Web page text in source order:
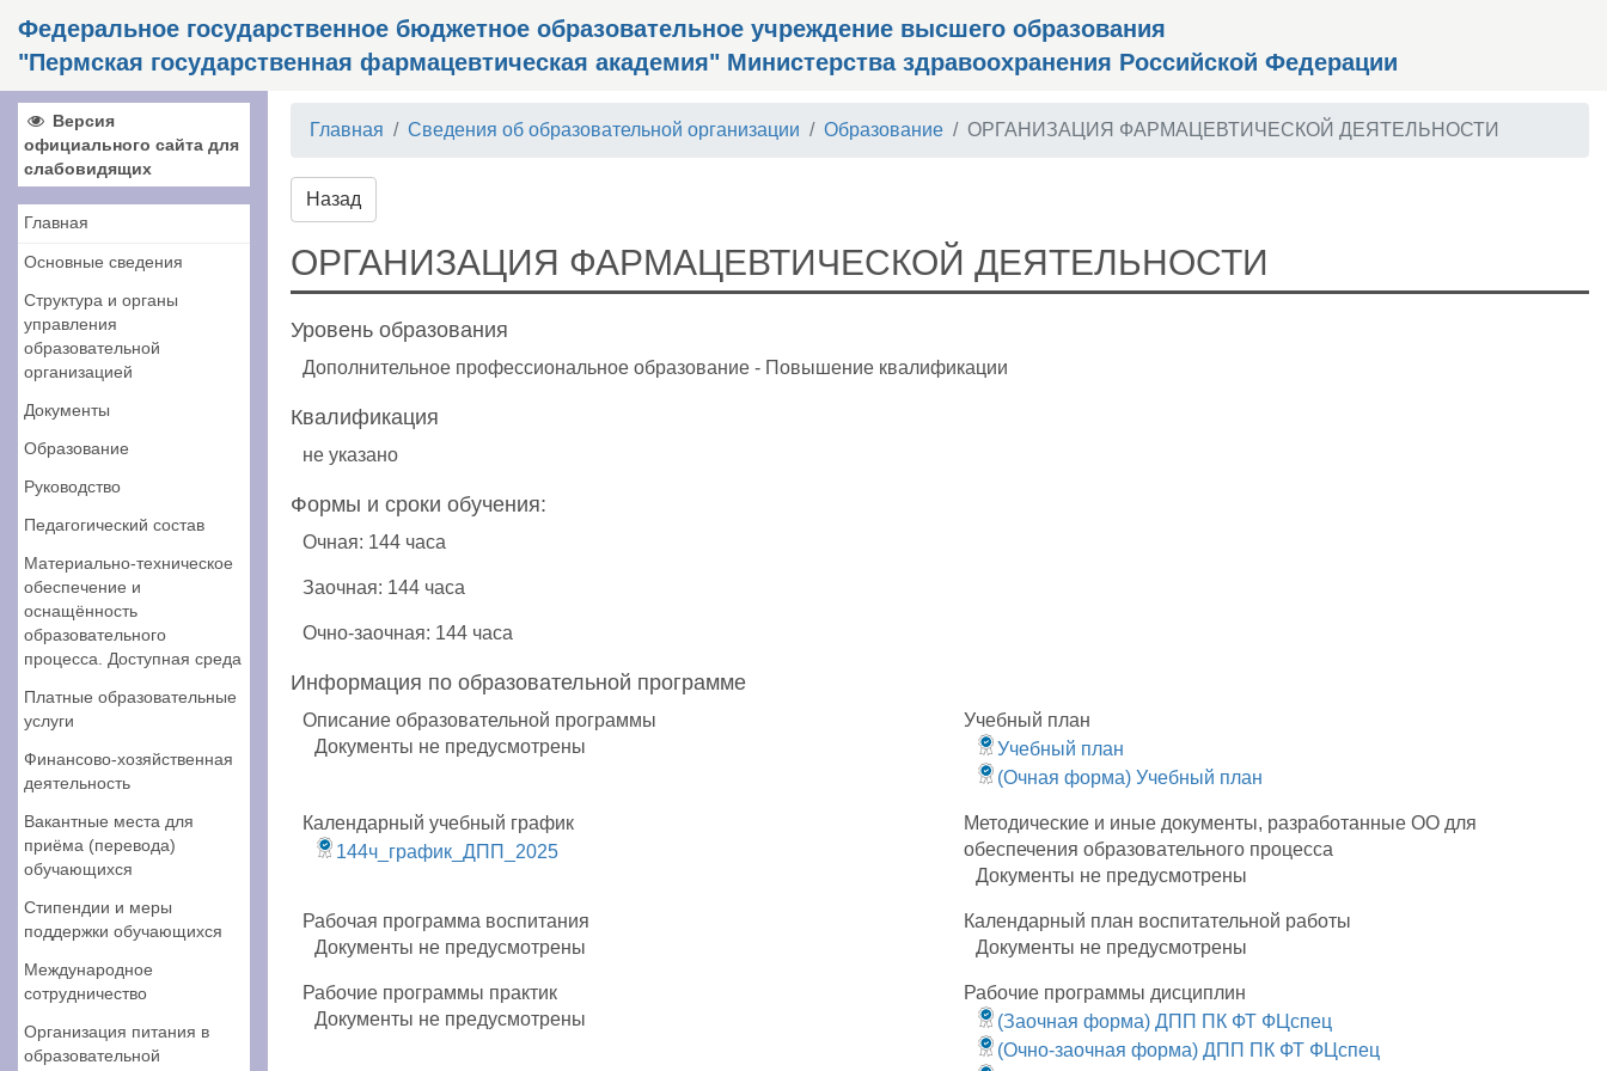
Федеральное государственное бюджетное образовательное учреждение высшего образования
"Пермская государственная фармацевтическая академия" Министерства здравоохранения Российской Федерации
Версия
официального сайта для
слабовидящих
Главная
Основные сведения
Структура и органы
управления
образовательной
организацией
Документы
Образование
Руководство
Педагогический состав
Материально-техническое
обеспечение и
оснащённость
образовательного
процесса. Доступная среда
Платные образовательные
услуги
Финансово-хозяйственная
деятельность
Вакантные места для
приёма (перевода)
обучающихся
Стипендии и меры
поддержки обучающихся
Международное
сотрудничество
Организация питания в
образовательной
Главная Сведения об образовательной организации Образование ОРГАНИЗАЦИЯ ФАРМАЦЕВТИЧЕСКОЙ ДЕЯТЕЛЬНОСТИ
Назад
ОРГАНИЗАЦИЯ ФАРМАЦЕВТИЧЕСКОЙ ДЕЯТЕЛЬНОСТИ
Уровень образования
Дополнительное профессиональное образование - Повышение квалификации
Квалификация
не указано
Формы и сроки обучения:
Очная: 144 часа
Заочная: 144 часа
Очно-заочная: 144 часа
Информация по образовательной программе
Описание образовательной программы
Документы не предусмотрены
Учебный план
Учебный план
(Очная форма) Учебный план
Календарный учебный график
144ч_график_ДПП_2025
Методические и иные документы, разработанные ОО для
обеспечения образовательного процесса
Документы не предусмотрены
Рабочая программа воспитания
Документы не предусмотрены
Календарный план воспитательной работы
Документы не предусмотрены
Рабочие программы практик
Документы не предусмотрены
Рабочие программы дисциплин
(Заочная форма) ДПП ПК ФТ ФЦспец
(Очно-заочная форма) ДПП ПК ФТ ФЦспец